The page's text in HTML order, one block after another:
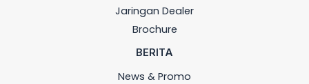
Jaringan Dealer
Brochure
BERITA
News & Promo